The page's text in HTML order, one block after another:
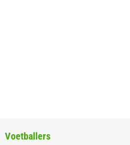
Voetballers